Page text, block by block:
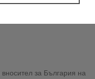
за България на